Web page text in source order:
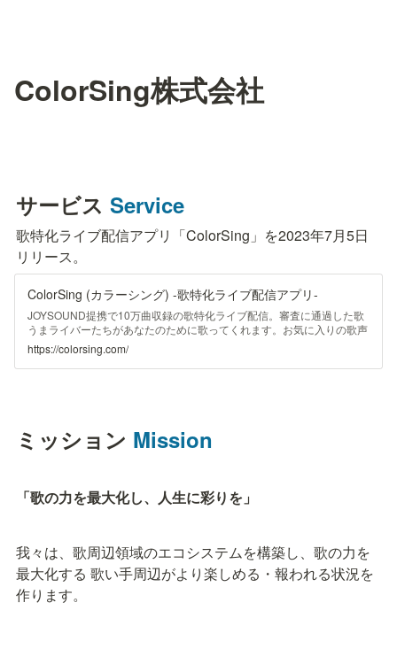
ColorSing株式会社
サービス Service
歌特化ライブ配信アプリ「ColorSing」を2023年7月5日
リリース。
ColorSing (カラーシング) -歌特化ライブ配信アプリ-
JOYSOUND提携で10万曲収録の歌特化ライブ配信。審査に通過した歌
うまライバーたちがあなたのために歌ってくれます。お気に入りの歌声
をみつけて好きな歌をリクエストしてみよう！
https://colorsing.com/
ミッション Mission
「歌の力を最大化し、人生に彩りを」
我々は、歌周辺領域のエコシステムを構築し、歌の力を
最大化する 歌い手周辺がより楽しめる・報われる状況を
作ります。